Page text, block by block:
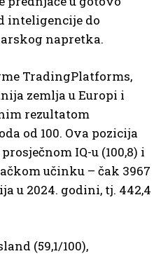
inteligencije do
napretka.
TradingPlatforms,
zemlja u Europi i
rezultatom
od 100. Ova pozicija
IQ-u (100,8) i
učinku – čak 3967
u 2024. godini, tj. 442,4
(59,1/100),